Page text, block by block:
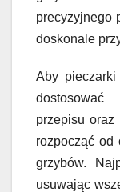
precyzyjnego
doskonale
Aby
przepisu oraz
rozpocząć od
grzybów.
usuwając